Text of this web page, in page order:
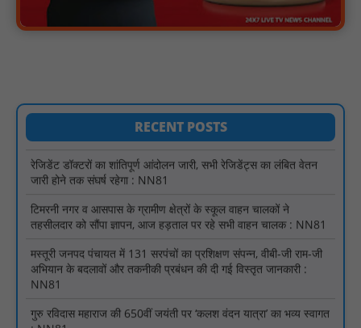
RECENT POSTS
सोलर हाई मास्ट से रोशन हो रहे वनांचल के गांव, नियद नेल्लानार ग्रामों में बढ़ी
सुरक्षा और सुविधा : NN81
रेजिडेंट डॉक्टरों का शांतिपूर्ण आंदोलन जारी, सभी रेजिडेंट्स का लंबित वेतन
जारी होने तक संघर्ष रहेगा : NN81
तहसीलदार को सौंपा ज्ञापन, आज हड़ताल पर रहे सभी वाहन चालक : NN81
अभियान के बदलावों और तकनीकी प्रबंधन की दी गई विस्तृत जानकारी :
NN81
गुरु रविदास महाराज की 650वीं जयंती पर ‘कलश वंदन यात्रा’ का भव्य स्वागत
: NN81
NN81